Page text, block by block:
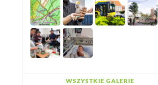
WSZYSTKIE GALERIE